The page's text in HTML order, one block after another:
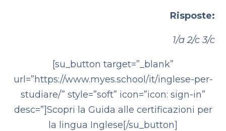
Risposte:
1/a 2/c 3/c
[su_button target=”_blank”
url=”https://www.myes.school/it/inglese-per-
studiare/” style=”soft” icon=”icon: sign-in”
desc=”]Scopri la Guida alle certificazioni per
la lingua Inglese[/su_button]